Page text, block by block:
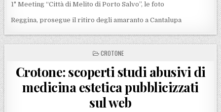
1° Meeting “Città di Melito di Porto Salvo”, le foto
Reggina, prosegue il ritiro degli amaranto a Cantalupa
POSTED IN
CROTONE
Crotone: scoperti studi abusivi di
medicina estetica pubblicizzati
sul web